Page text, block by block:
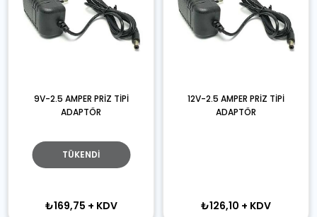
TÜKENDI
9V-2.5 AMPER PRİZ TİPİ
ADAPTÖR
₺169,75 + KDV
12V-2.5 AMPER PRİZ TİPİ
ADAPTÖR
₺126,10 + KDV